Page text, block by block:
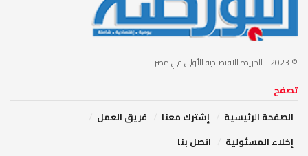
© 2023 - الجريدة الاقتصادية الأولى في مصر
تصفح
الصفحة الرئيسية
إشترك معنا
فريق العمل
إخلاء المسئولية
اتصل بنا